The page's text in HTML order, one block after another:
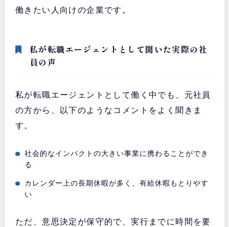
働きたい人向けの企業です。
私が転職エージェントとして聞いた実際の社
員の声
私が転職エージェントとして働く中でも、元社員
の方から、以下のようなコメントをよく聞きま
す。
社会的なインパクトの大きい事業に携わることができ
る
カレンダー上の長期休暇が多く、有給休暇もとりやす
い
ただ、意思決定が保守的で、実行までに時間を要